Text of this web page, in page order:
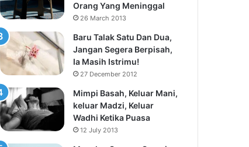
Orang Yang Meninggal
26 March 2013
Baru Talak Satu Dan Dua,
Jangan Segera Berpisah,
Ia Masih Istrimu!
27 December 2012
Mimpi Basah, Keluar Mani,
keluar Madzi, Keluar
Wadhi Ketika Puasa
12 July 2013